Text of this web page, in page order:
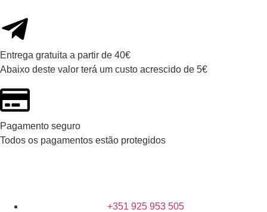
Entrega gratuita a partir de 40€
Abaixo deste valor terá um custo acrescido de 5€
Pagamento seguro
Todos os pagamentos estão protegidos
+351 925 953 505